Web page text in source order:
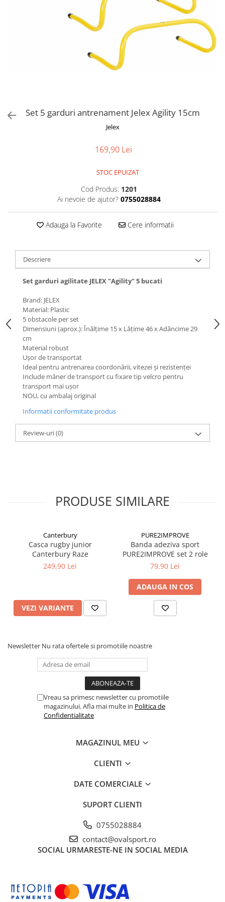
Set 5 garduri antrenament Jelex Agility 15cm
Jelex
169,90 Lei
STOC EPUIZAT
Cod Produs: 1201
Ai nevoie de ajutor? 0755028884
Adauga la Favorite Cere informatii
Descriere
Set garduri agilitate JELEX "Agility" 5 bucati
Brand: JELEX
Material: Plastic
5 obstacole per set
Dimensiuni (aprox.): Înălțime 15 x Lățime 46 x Adâncime 29
cm
Material robust
Ușor de transportat
Ideal pentru antrenarea coordonării, vitezei și rezistenței
Include mâner de transport cu fixare tip velcro pentru
transport mai ușor
NOU, cu ambalaj original
Informatii conformitate produs
Review-uri(0)
PRODUSE SIMILARE
Canterbury
Casca rugby junior
Canterbury Raze
249,90 Lei
VEZI VARIANTE
PURE2IMPROVE
Banda adeziva sport
PURE2IMPROVE set 2 role
79,90 Lei
ADAUGA IN COS
Newsletter Nu rata ofertele si promotiile noastre
Vreau sa primesc newsletter cu promotiile
magazinului. Afla mai multe in Politica de
Confidentialitate
MAGAZINUL MEU
CLIENTI
DATE COMERCIALE
SUPORT CLIENTI
0755028884
contact@ovalsport.ro
SOCIAL URMARESTE-NE IN SOCIAL MEDIA